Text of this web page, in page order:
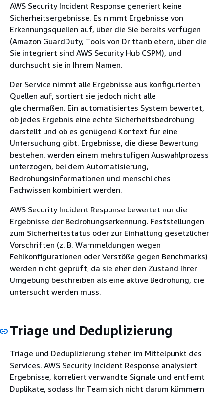
AWS Security Incident Response generiert keine
Sicherheitsergebnisse. Es nimmt Ergebnisse von
Erkennungsquellen auf, über die Sie bereits verfügen
(Amazon GuardDuty, Tools von Drittanbietern, über die
Sie integriert sind AWS Security Hub CSPM), und
durchsucht sie in Ihrem Namen.
Der Service nimmt alle Ergebnisse aus konfigurierten
Quellen auf, sortiert sie jedoch nicht alle
gleichermaßen. Ein automatisiertes System bewertet,
ob jedes Ergebnis eine echte Sicherheitsbedrohung
darstellt und ob es genügend Kontext für eine
Untersuchung gibt. Ergebnisse, die diese Bewertung
bestehen, werden einem mehrstufigen Auswahlprozess
unterzogen, bei dem Automatisierung,
Bedrohungsinformationen und menschliches
Fachwissen kombiniert werden.
AWS Security Incident Response bewertet nur die
Ergebnisse der Bedrohungserkennung. Feststellungen
zum Sicherheitsstatus oder zur Einhaltung gesetzlicher
Vorschriften (z. B. Warnmeldungen wegen
Fehlkonfigurationen oder Verstöße gegen Benchmarks)
werden nicht geprüft, da sie eher den Zustand Ihrer
Umgebung beschreiben als eine aktive Bedrohung, die
untersucht werden muss.
Triage und Deduplizierung
Triage und Deduplizierung stehen im Mittelpunkt des
Services. AWS Security Incident Response analysiert
Ergebnisse, korreliert verwandte Signale und entfernt
Duplikate, sodass Ihr Team sich nicht darum kümmern